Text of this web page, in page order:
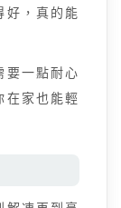
好，真的能
要一點耐心
在家也能輕